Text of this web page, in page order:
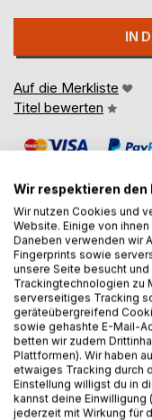
IN
Auf die Merkliste
Titel bewerten
BESCHREIBUNG
Die Finderin findet
Lebensgeschichten
schlichtem Blick das
so schockierend
"Die Finderin" ist ein
erzählt - über die
Kälte, über das
Wir respektieren den
Wir nutzen Cookies und
Website. Einige von
Daneben verwenden wir
Fingerprints sowie
unsere Seite besucht
Trackingtechnologien zu
serverseitiges Tracking
geräteübergreifend
sowie gehashte E-Mail-
betten wir zudem
Plattformen). Wir haben
etwaiges Tracking durch
Einstellung willigst du in
kannst deine Einwilligung
jederzeit mit Wirkung für